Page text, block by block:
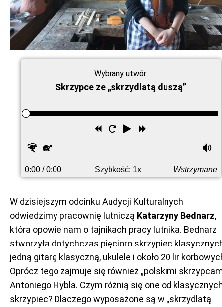
Wybrany utwór:
Skrzypce ze „skrzydlatą duszą”
Odtwórz
Uruchom
Przewiń
przodu
Szybciej
0:00 / 0:00 Szybkość: 1x Wstrzymane
W dzisiejszym odcinku Audycji Kulturalnych
odwiedzimy pracownię lutniczą Katarzyny Bednarz,
która opowie nam o tajnikach pracy lutnika. Bednarz
stworzyła dotychczas pięcioro skrzypiec
jedną gitarę klasyczną, ukulele i około 20 lir
Oprócz tego zajmuje się również „polskimi
Antoniego Hybla. Czym różnią się one od
skrzypiec? Dlaczego wyposażone są w „skrzydlatą